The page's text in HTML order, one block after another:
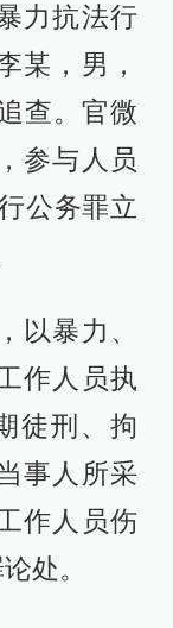
力抗法行
某，男，
查。官微
参与人员
公务罪立
以暴力、
作人员执
徒刑、拘
事人所采
作人员伤
处。